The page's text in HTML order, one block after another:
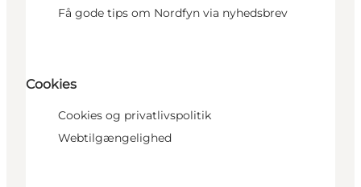
Få gode tips om Nordfyn via nyhedsbrev
Cookies
Cookies og privatlivspolitik
Webtilgængelighed